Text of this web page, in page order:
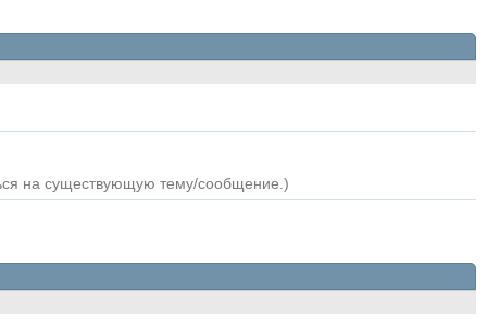
на существующую тему/сообщение.)